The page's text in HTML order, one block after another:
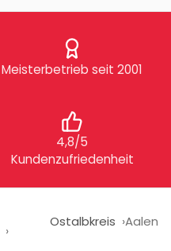
Meisterbetrieb seit 2001
4,8/5
Kundenzufriedenheit
Ostalbkreis Aalen